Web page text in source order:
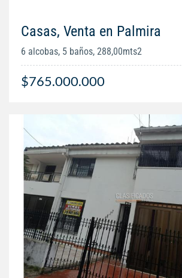
Casas, Venta en Palmira
6 alcobas, 5 baños, 288,00mts2
$765.000.000